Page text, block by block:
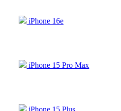
iPhone 16e
iPhone 15 Pro Max
iPhone 15 Plus